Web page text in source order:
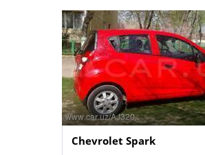
Chevrolet Spark